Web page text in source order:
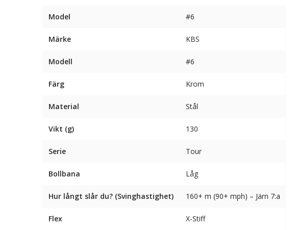
Model #6
Märke KBS
Modell #6
Färg Krom
Material Stål
Vikt (g) 130
Serie Tour
Bollbana Låg
Hur långt slår du? (Svinghastighet) 160+ m (90+ mph) – Järn 7:a
Flex X-Stiff